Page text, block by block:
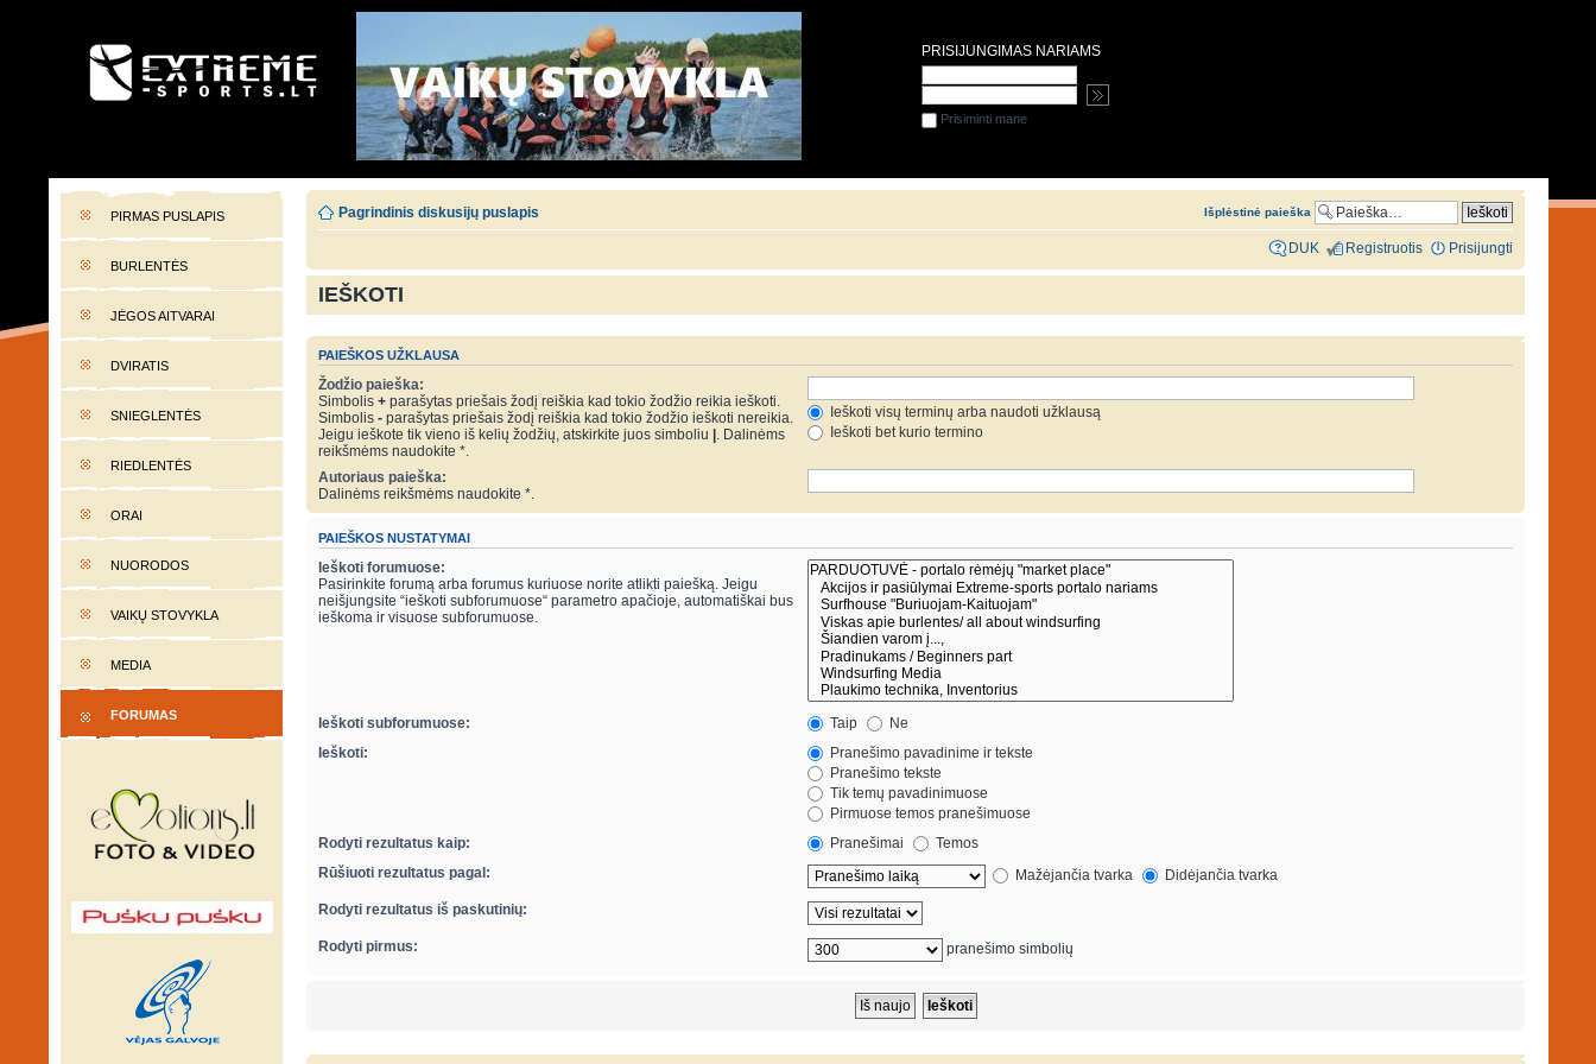
EXTREME-SPORTS.LT
PIRMAS PUSLAPIS
BURLENTĖS
JĖGOS AITVARAI
DVIRATIS
SNIEGLENTĖS
RIEDLENTĖS
ORAI
NUORODOS
VAIKŲ STOVYKLA
MEDIA
FORUMAS
Pagrindinis diskusijų puslapis Išplėstinė paieška
DUK Registruotis Prisijungti
IEŠKOTI
PAIEŠKOS UŽKLAUSA
Žodžio paieška:
Simbolis + parašytas priešais žodį reiškia kad tokio žodžio reikia ieškoti.
Simbolis - parašytas priešais žodį reiškia kad tokio žodžio ieškoti nereikia.
Jeigu ieškote tik vieno iš kelių žodžių, atskirkite juos simboliu . Dalinėms
reikšmėms naudokite *.
Ieškoti visų terminų arba naudoti užklausą
Ieškoti bet kurio termino
Autoriaus paieška:
Dalinėms reikšmėms naudokite *.
PAIEŠKOS NUSTATYMAI
Ieškoti forumuose:
Pasirinkite forumą arba forumus kuriuose norite atlikti paiešką. Jeigu
neišjungsite “ieškoti subforumuose“ parametro apačioje, automatiškai bus
ieškoma ir visuose subforumuose.
Ieškoti subforumuose: Taip
Ne
Ieškoti:
Pranešimo pavadinime ir tekste
Pranešimo tekste
Tik temų pavadinimuose
Pirmuose temos pranešimuose
Rodyti rezultatus kaip:
Pranešimai
Temos
Rūšiuoti rezultatus pagal:
Mažėjančia tvarka Didėjančia tvarka
Rodyti rezultatus iš paskutinių:
Rodyti pirmus: pranešimo simbolių
PRISIJUNGIMAS NARIAMS
Prisiminti mane